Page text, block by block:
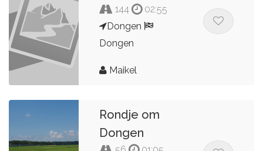
144
02:55
Dongen
Dongen
Maikel
Rondje om
Dongen